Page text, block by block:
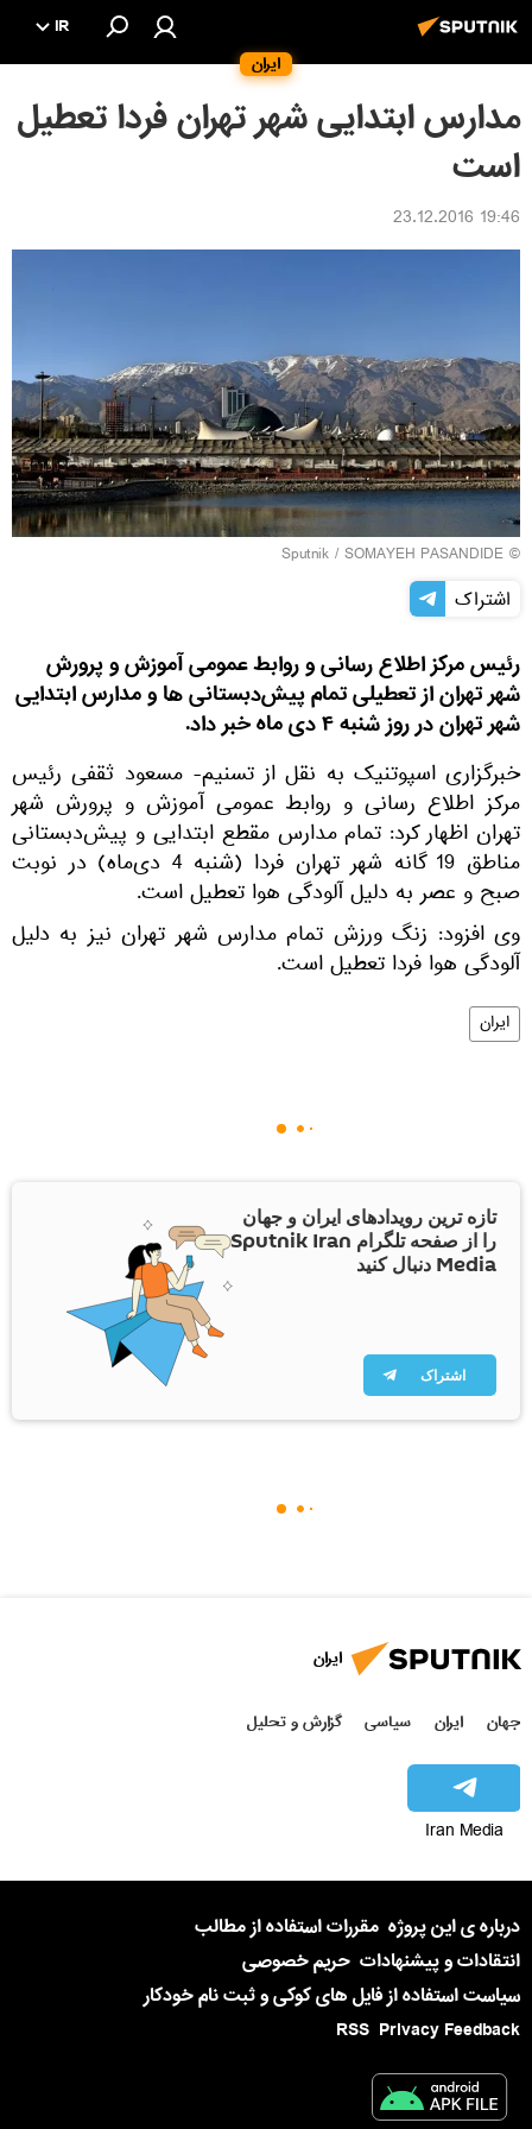
ایران
IR
مدارس ابتدایی شهر تهران فردا تعطیل
است
19:46 23.12.2016
© Sputnik / SOMAYEH PASANDIDE
اشتراک
رئیس مرکز اطلاع رسانی و روابط عمومی آموزش و پرورش
شهر تهران از تعطیلی تمام پیش‌دبستانی ها و مدارس ابتدایی
شهر تهران در روز شنبه ۴ دی ماه خبر داد.
خبرگزاری اسپوتنیک به نقل از تسنیم- مسعود ثقفی رئیس
مرکز اطلاع رسانی و روابط عمومی آموزش و پرورش شهر
تهران اظهار کرد: تمام مدارس مقطع ابتدایی و پیش‌دبستانی
مناطق 19 گانه شهر تهران فردا (شنبه 4 دی‌ماه) در نوبت
صبح و عصر به دلیل آلودگی هوا تعطیل است.
وی افزود: زنگ ورزش تمام مدارس شهر تهران نیز به دلیل
آلودگی هوا فردا تعطیل است.
ایران
تازه ترین رویدادهای ایران و جهان
را از صفحه تلگرام Sputnik Iran
Media دنبال کنید
اشتراک
ایران
جهان ایران سیاسی گزارش و تحلیل
Iran Media
درباره ی این پروژه مقررات استفاده از مطالب
انتقادات و پیشنهادات حریم خصوصی
سیاست استفاده از فایل های کوکی و ثبت نام خودکار
Privacy Feedback
RSS